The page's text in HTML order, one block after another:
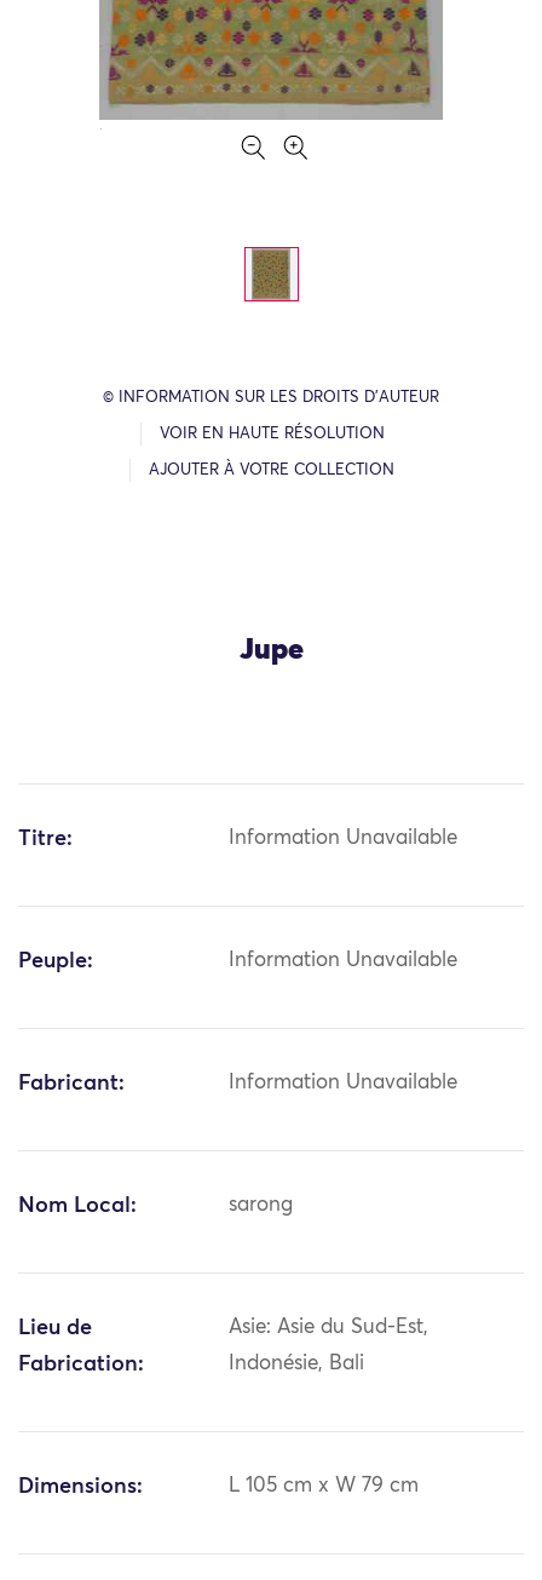
© INFORMATION SUR LES DROITS D’AUTEUR
VOIR EN HAUTE RÉSOLUTION
AJOUTER À VOTRE COLLECTION
Jupe
Titre: Information Unavailable
Peuple: Information Unavailable
Fabricant: Information Unavailable
Nom Local: sarong
Lieu de
Fabrication:
Asie: Asie du Sud-Est,
Indonésie, Bali
Dimensions: L 105 cm x W 79 cm